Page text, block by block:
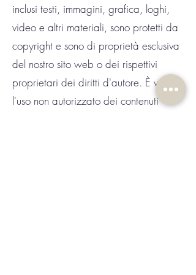
inclusi testi, immagini, grafica, loghi,
video e altri materiali, sono protetti da
copyright e sono di proprietà esclusiva
del nostro sito web o dei rispettivi
proprietari dei diritti d'autore. È vietato
l'uso non autorizzato dei contenuti